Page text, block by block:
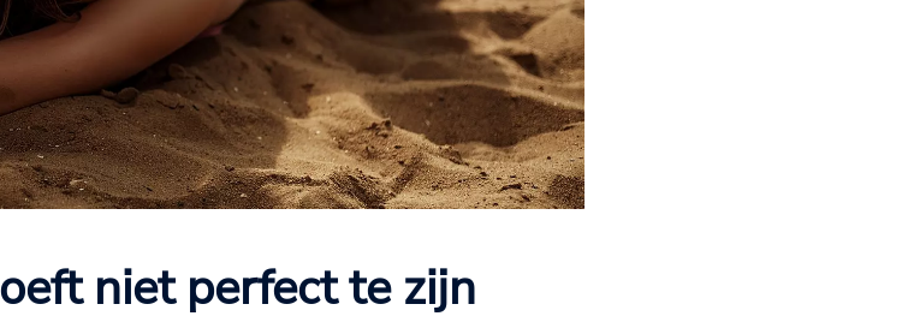
niet perfect te zijn